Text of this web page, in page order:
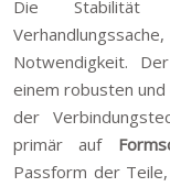
Die Stabilität
Notwendigkeit.
einem robusten
der
primär auf
Passform der